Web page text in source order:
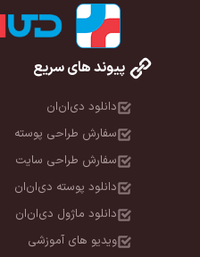
پیوند های سریع
دانلود دی‌ان‌ان
سفارش طراحی پوسته
سفارش طراحی سایت
دانلود پوسته دی‌ان‌ان
دانلود ماژول دی‌ان‌ان
ویدیو های آموزشی